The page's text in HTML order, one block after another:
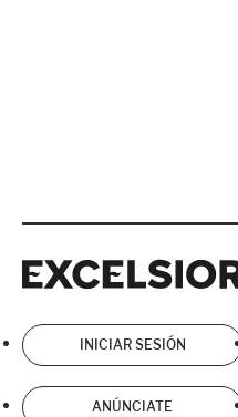
INICIAR SESIÓN
ANÚNCIATE